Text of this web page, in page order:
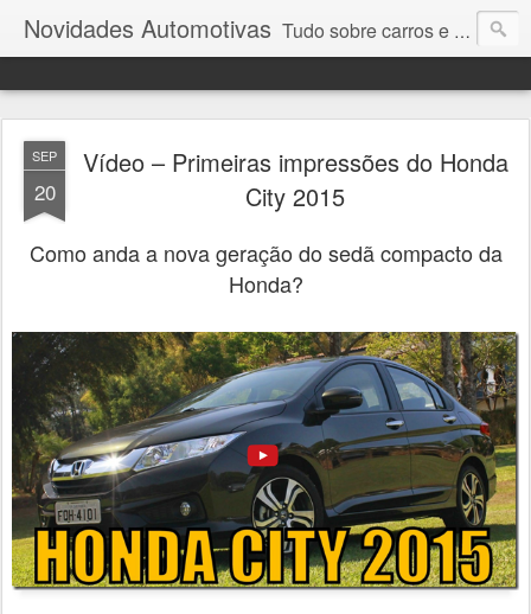
Novidades Automotivas Tudo sobre carros e motores
SEP
20
Vídeo – Primeiras impressões do Honda
City 2015
Como anda a nova geração do sedã compacto da
Honda?